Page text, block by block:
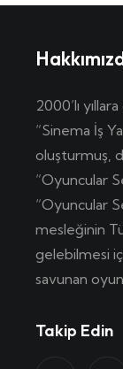
2000’lı
“Sinema İş
oluşturmuş,
“Oyuncular
“Oyuncular
mesleğinin
gelebilmesi
savunan
Takip Edin